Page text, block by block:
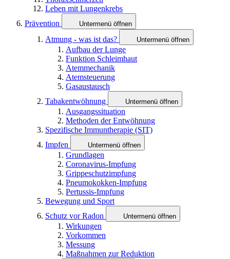
Leben mit Lungenkrebs
Prävention
Untermenü öffnen
Atmung - was ist das? Untermenü öffnen
Aufbau der Lunge
Funktion Schleimhaut
Atemmechanik
Atemsteuerung
Gasaustausch
Tabakentwöhnung
Untermenü öffnen
Ausgangssituation
Methoden der Entwöhnung
Spezifische Immuntherapie (SIT)
Impfen
Untermenü öffnen
Grundlagen
Coronavirus-Impfung
Grippeschutzimpfung
Pneumokokken-Impfung
Pertussis-Impfung
Bewegung und Sport
Schutz vor Radon
Untermenü öffnen
Wirkungen
Vorkommen
Messung
Maßnahmen zur Reduktion